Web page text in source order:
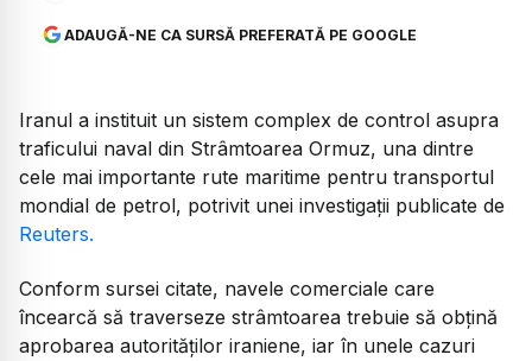
ADAUGĂ-NE CA SURSĂ PREFERATĂ PE GOOGLE
Iranul a instituit un sistem complex de control asupra
traficului naval din Strâmtoarea Ormuz, una dintre
cele mai importante rute maritime pentru transportul
mondial de petrol, potrivit unei investigații publicate de
Reuters.
Conform sursei citate, navele comerciale care
încearcă să traverseze strâmtoarea trebuie să obțină
aprobarea autorităților iraniene, iar în unele cazuri